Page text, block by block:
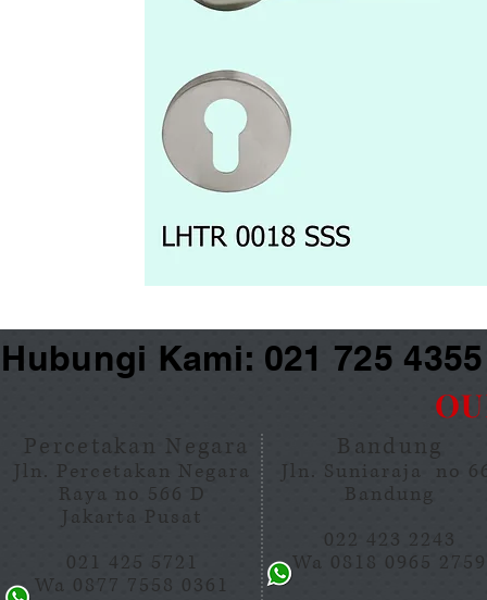
Kami: 021 725
Percetakan Negara
Jln. Percetakan Negara
Raya no 566 D
Jakarta Pusat
021 425 5721
Wa 0877 7558 0361
Bandung
Jln. Suniaraja no
Bandung
022 423 2243
Wa 0818 0965 2759